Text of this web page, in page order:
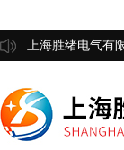
上海胜绪电气有